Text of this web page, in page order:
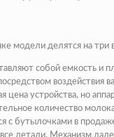
модели делятся на три
собой емкость и
воздействия
цена устройства, но
количество
с бутылочками в
детали. Механизм